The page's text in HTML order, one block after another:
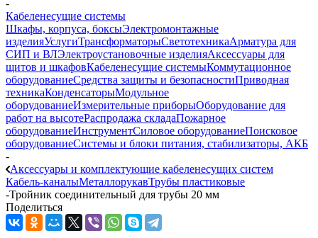
-
Кабеленесущие системы
Шкафы, корпуса, боксыЭлектромонтажные
изделияУслугиТрансформаторыСветотехникаАрматура для
СИП и ВЛЭлектроустановочные изделияАксессуары для
щитов и шкафовКабеленесущие системыКоммутационное
оборудованиеСредства защиты и безопасностиПриводная
техникаКонденсаторыМодульное
оборудованиеИзмерительные приборыОборудование для
работ на высотеРаспродажа складаПожарное
оборудованиеИнструментСиловое оборудованиеПоисковое
оборудованиеСистемы и блоки питания, стабилизаторы, АКБ
-
Аксессуары и комплектующие кабеленесущих систем
Кабель-каналыМеталлорукавТрубы пластиковые
-Тройник соединительный для трубы 20 мм
Поделиться